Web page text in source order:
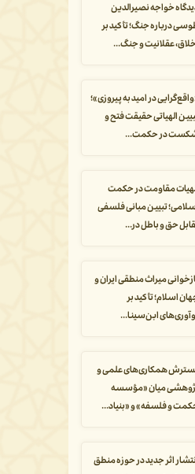
خواجه نصیرالدین
درباره جنگ؛ تأکید بر
عقلانیت و جنگ...
در امید به پیروزی»؛
الهیاتی حقیقت فتح و
در حکمت...
مقاومت در حکمت
تبیین مبانی فلسفی
حق و باطل در...
میراث منطقی ایران و
اسلام؛ تأکید بر
ابن‌سینا...
همکاری‌های علمی و
میان «مؤسسه
و فلسفه» و «بنیاد...
اثر جدید در حوزه منطق